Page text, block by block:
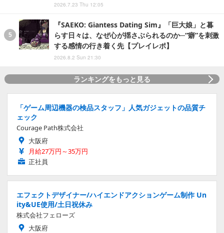
2026.7.23 Thu 12:05
『SAEKO: Giantess Dating Sim』「巨大娘」と暮
らす日々は、なぜ心が揺さぶられるのか─“癖”を刺激
する感情の行き着く先【プレイレポ】
2026.8.2 Sun 21:30
ランキングをもっと見る
「ゲーム周辺機器の検品スタッフ」人気ガジェットの品質チ
ェック
Courage Path株式会社
大阪府
月給27万円～35万円
正社員
エフェクトデザイナー/ハイエンドアクションゲーム制作 Un
ity&UE使用/土日祝休み
株式会社フェローズ
大阪府